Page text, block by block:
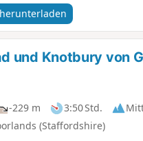
herunterladen
und Knotbury von
-229 m 3:50 Std.
(Staffordshire)